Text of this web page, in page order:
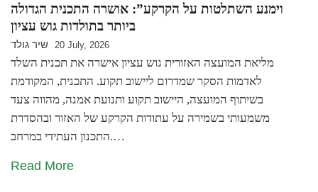
וימנע השתלטות על הקרקע”: אושרה התכנית הגדולה
ביותר בתולדות גוש עציון
שיר גולד 20 July, 2026
מליאת המועצה האזורית גוש עציון אישרה את תכנית השלד
לאדמות הסקר שמדרום ליישוב תקוע. התכנית, המקודמת
בשיתוף המועצה, היישוב תקוע ותנועת אמנה, מהווה צעד
משמעותי בשמירה על עתודות הקרקע של האזור ובהסדרת
התכנון העתידי במרחב.…
Read More